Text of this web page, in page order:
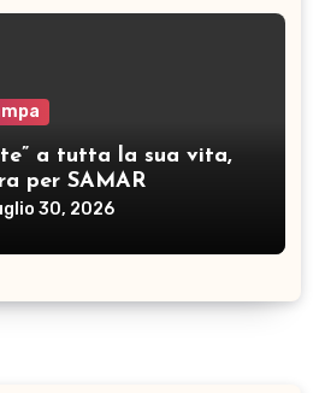
a tutta la sua vita,
per SAMAR
30, 2026